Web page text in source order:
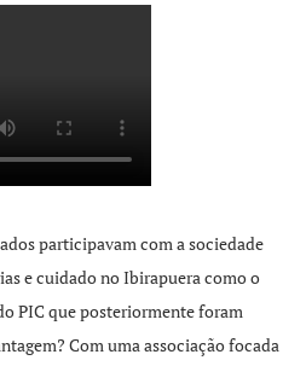
participavam com a sociedade
e cuidado no Ibirapuera como o
PIC que posteriormente foram
Com uma associação focada